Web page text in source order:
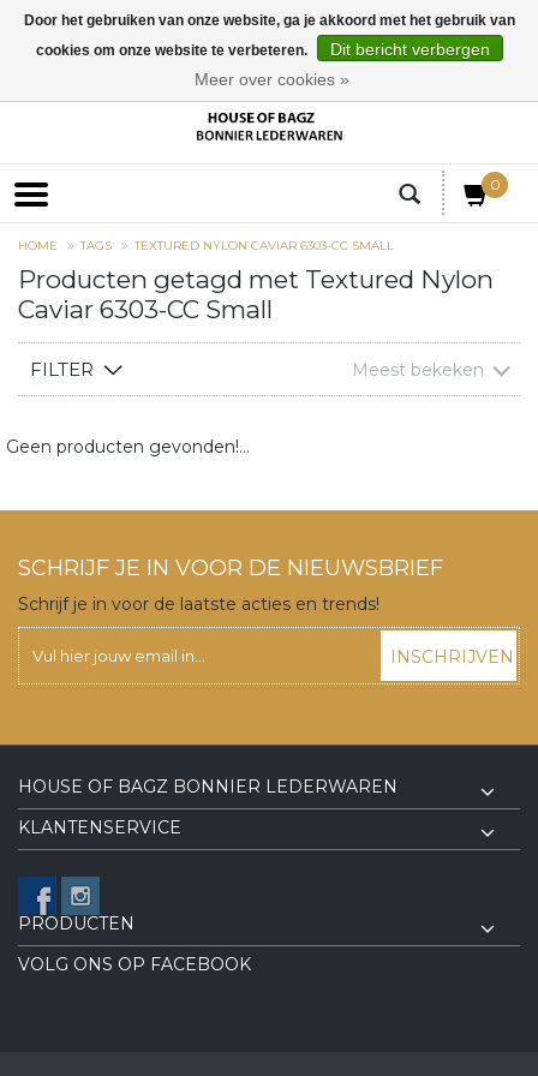
0
HOME TAGS TEXTURED NYLON CAVIAR 6303-CC SMALL
Producten getagd met Textured Nylon
Caviar 6303-CC Small
FILTER Meest bekeken
Geen producten gevonden!...
SCHRIJF JE IN VOOR DE NIEUWSBRIEF
Schrijf je in voor de laatste acties en trends!
INSCHRIJVEN
HOUSE OF BAGZ BONNIER LEDERWAREN
KLANTENSERVICE
PRODUCTEN
VOLG ONS OP FACEBOOK
Door het gebruiken van onze website, ga je akkoord met het gebruik van
cookies om onze website te verbeteren.
Dit bericht verbergen
Meer over cookies »